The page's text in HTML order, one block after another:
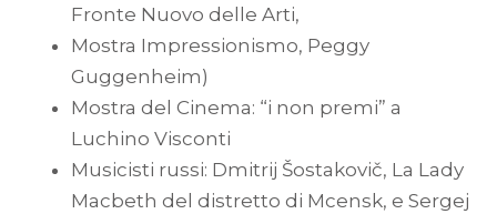
Fronte Nuovo delle Arti,
Mostra Impressionismo, Peggy
Guggenheim)
Mostra del Cinema: “i non premi” a
Luchino Visconti
Musicisti russi: Dmitrij Šostakovič, La Lady
Macbeth del distretto di Mcensk, e Sergej